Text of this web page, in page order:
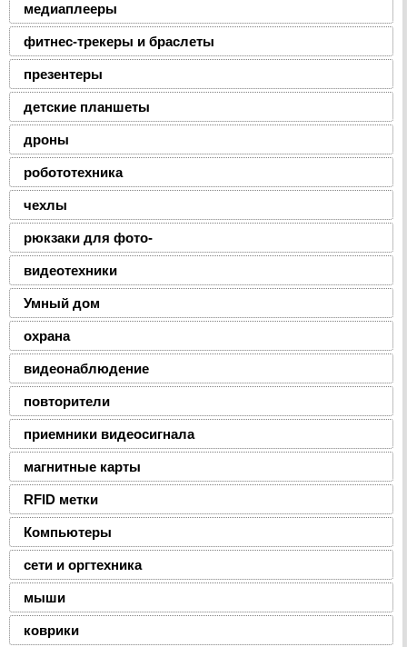
медиаплееры
фитнес-трекеры и браслеты
презентеры
детские планшеты
дроны
робототехника
чехлы
рюкзаки для фото-
видеотехники
Умный дом
охрана
видеонаблюдение
повторители
приемники видеосигнала
магнитные карты
RFID метки
Компьютеры
сети и оргтехника
мыши
коврики